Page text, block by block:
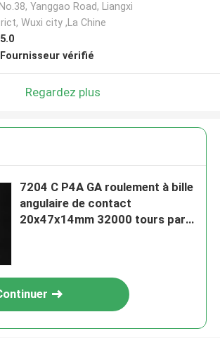
No.38, Yanggao Road, Liangxi
Wuxi city ,La Chine
5.0
Fournisseur vérifié
Regardez plus
7204 C P4A GA roulement à bille
angulaire de contact
20x47x14mm 32000 tours par